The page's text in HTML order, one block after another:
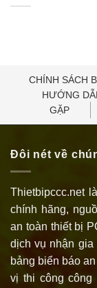
CHÍNH SÁCH
HƯỚNG
GẶP
Đôi nét về
Thietbipccc.net
chính hãng,
an toàn thiết bị
dịch vụ nhận gia
bảng biển báo
vị thi công công